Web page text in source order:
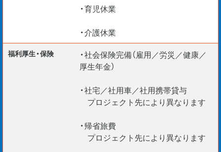
・郡山駅開発プロジェクト
■ 応募条件 ※必須要件
（長期勤続によるキャリア形成のため／例外事由 3号イ）
＊未経験で月給26万円スタート！
・育児休業
・介護休業
福利厚生・保険
・社会保険完備（雇用／労災／健康／
厚生年金）
・社宅／社用車／社用携帯貸与
プロジェクト先により異なります
・帰省旅費
プロジェクト先により異なります